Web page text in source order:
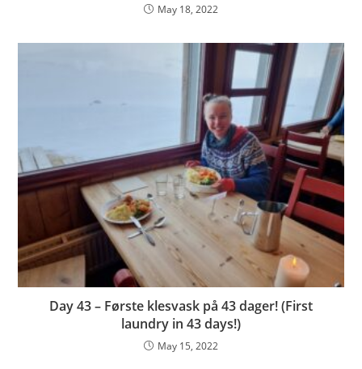
May 18, 2022
Day 43 – Første klesvask på 43 dager! (First
laundry in 43 days!)
May 15, 2022